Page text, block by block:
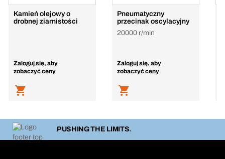
Kamień olejowy o
drobnej ziarnistości
Zaloguj się, aby
zobaczyć ceny
Pneumatyczny
przecinak oscylacyjny
20000 r/min
Zaloguj się, aby
zobaczyć ceny
PUSHING THE LIMITS.